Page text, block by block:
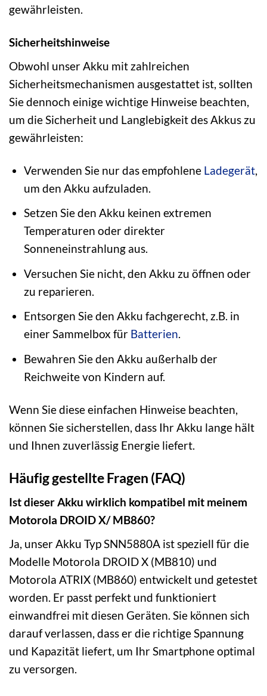
gewährleisten.
Sicherheitshinweise
Obwohl unser Akku mit zahlreichen
Sicherheitsmechanismen ausgestattet ist, sollten
Sie dennoch einige wichtige Hinweise beachten,
um die Sicherheit und Langlebigkeit des Akkus zu
gewährleisten:
Verwenden Sie nur das empfohlene Ladegerät,
um den Akku aufzuladen.
Setzen Sie den Akku keinen extremen
Temperaturen oder direkter
Sonneneinstrahlung aus.
Versuchen Sie nicht, den Akku zu öffnen oder
zu reparieren.
Entsorgen Sie den Akku fachgerecht, z.B. in
einer Sammelbox für Batterien.
Bewahren Sie den Akku außerhalb der
Reichweite von Kindern auf.
Wenn Sie diese einfachen Hinweise beachten,
können Sie sicherstellen, dass Ihr Akku lange hält
und Ihnen zuverlässig Energie liefert.
Häufig gestellte Fragen (FAQ)
Ist dieser Akku wirklich kompatibel mit meinem
Motorola DROID X/ MB860?
Ja, unser Akku Typ SNN5880A ist speziell für die
Modelle Motorola DROID X (MB810) und
Motorola ATRIX (MB860) entwickelt und getestet
worden. Er passt perfekt und funktioniert
einwandfrei mit diesen Geräten. Sie können sich
darauf verlassen, dass er die richtige Spannung
und Kapazität liefert, um Ihr Smartphone optimal
zu versorgen.